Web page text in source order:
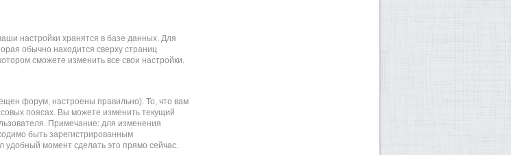
настройки хранятся в базе данных. Для
обычно находится сверху страниц
сможете изменить все свои настройки.
форум, настроены правильно). То, что вам
поясах. Вы можете изменить текущий
Примечание: для изменения
быть зарегистрированным
удобный момент сделать это прямо сейчас.